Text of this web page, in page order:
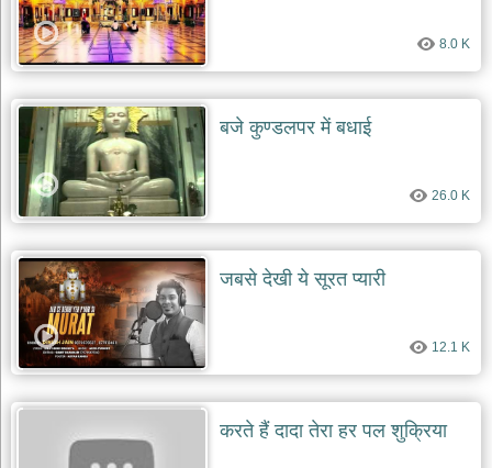
देश
भक्ति
patriotic
bhajans
खाटू
श्याम
भजन
khatu
bhajans
रानी
सती
दादी
भजन
rani
dadi
8.0 K
बजे कुण्डलपर में बधाई
26.0 K
जबसे देखी ये सूरत प्यारी
12.1 K
करते हैं दादा तेरा हर पल शुक्रिया